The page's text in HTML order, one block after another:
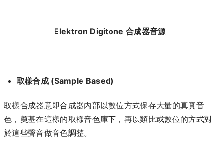
Elektron Digitone 合成器音源
取樣合成 (Sample Based)
取樣合成器意即合成器內部以數位方式保存大量的真實音
色，奠基在這樣的取樣音色庫下，再以類比或數位的方式對
於這些聲音做音色調整。